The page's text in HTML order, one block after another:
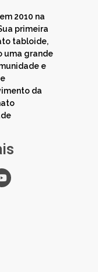
2010 na
primeira
tabloide,
uma grande
e
da